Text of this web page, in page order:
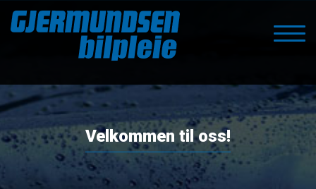
Velkommen til oss!